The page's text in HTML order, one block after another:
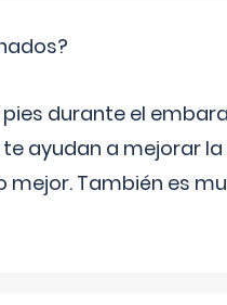
pies durante el
ayudan a mejorar
mejor. También es